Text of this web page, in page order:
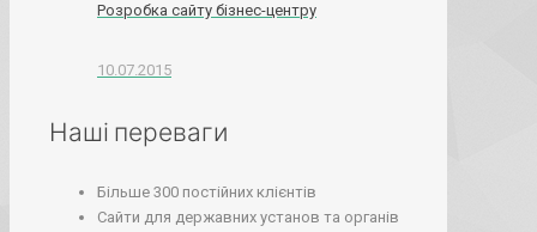
Розробка сайту бізнес-центру
10.07.2015
Наші переваги
Більше 300 постійних клієнтів
Сайти для державних установ та органів